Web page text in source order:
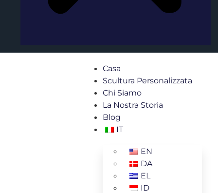
Casa
Scultura Personalizzata
Chi Siamo
La Nostra Storia
Blog
IT
EN
DA
EL
ID